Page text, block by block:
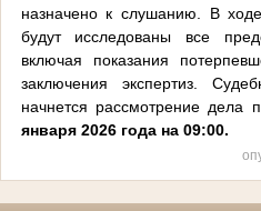
назначено к слушанию. В ходе
будут исследованы все
включая показания
заключения экспертиз.
начнется рассмотрение дела
января 2026 года на 09:00.